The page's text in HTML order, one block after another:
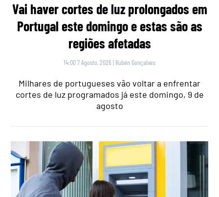
Vai haver cortes de luz prolongados em
Portugal este domingo e estas são as
regiões afetadas
14:00 7 Agosto, 2026 | Rubén Gonçalves
Milhares de portugueses vão voltar a enfrentar
cortes de luz programados já este domingo, 9 de
agosto